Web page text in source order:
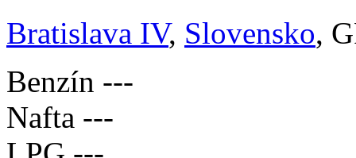
Bratislava IV, Slovensko,
Benzín ---
Nafta ---